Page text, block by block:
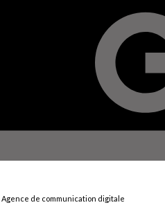
Agence de communication digitale